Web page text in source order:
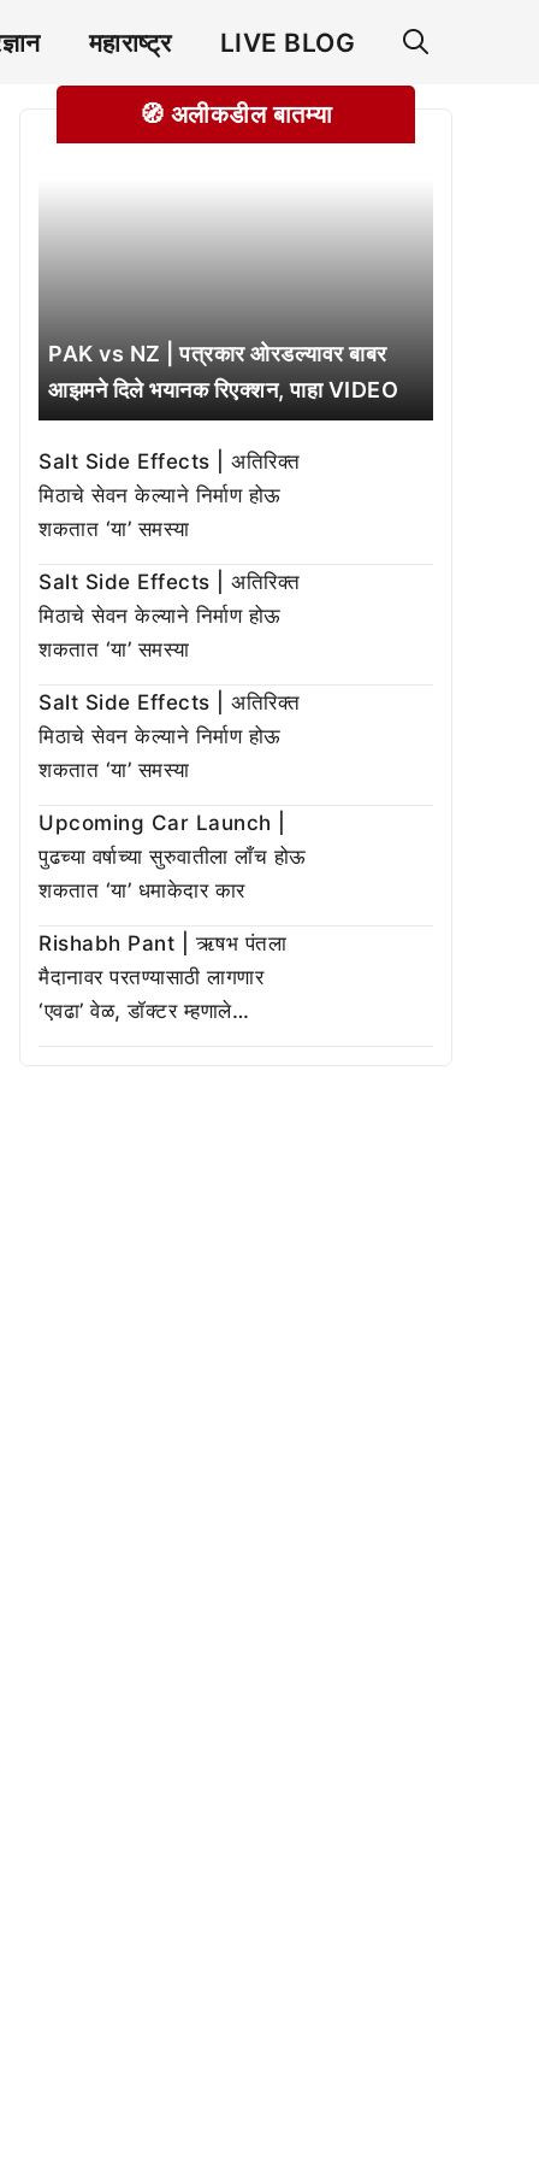
महाराष्ट्र LIVE BLOG
🧭 अलीकडील बातम्या
PAK vs NZ | पत्रकार ओरडल्यावर बाबर
आझमने दिले भयानक रिएक्शन, पाहा VIDEO
Salt Side Effects | अतिरिक्त
मिठाचे सेवन केल्याने निर्माण होऊ
शकतात ‘या’ समस्या
Salt Side Effects | अतिरिक्त
मिठाचे सेवन केल्याने निर्माण होऊ
शकतात ‘या’ समस्या
Salt Side Effects | अतिरिक्त
मिठाचे सेवन केल्याने निर्माण होऊ
शकतात ‘या’ समस्या
Upcoming Car Launch |
पुढच्या वर्षाच्या सुरुवातीला लाँच होऊ
शकतात ‘या’ धमाकेदार कार
Rishabh Pant | ऋषभ पंतला
मैदानावर परतण्यासाठी लागणार
‘एवढा’ वेळ, डॉक्टर म्हणाले…